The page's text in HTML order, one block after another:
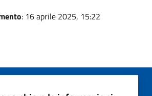
: 16 aprile 2025, 15:22